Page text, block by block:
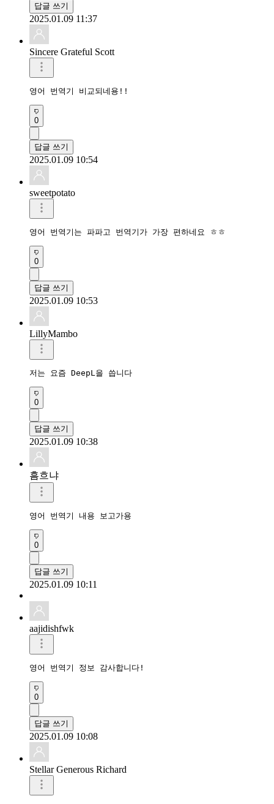
답글 쓰기
2025.01.09 11:37
Sincere Grateful Scott
영어 번역기 비교되네용!!
0
답글 쓰기
2025.01.09 10:54
sweetpotato
영어 번역기는 파파고 번역기가 가장 편하네요 ㅎㅎ
0
답글 쓰기
2025.01.09 10:53
LillyMambo
저는 요즘 DeepL을 씁니다
0
답글 쓰기
2025.01.09 10:38
흠흐냐
영어 번역기 내용 보고가용
0
답글 쓰기
2025.01.09 10:11
aajidishfwk
영어 번역기 정보 감사합니다!
0
답글 쓰기
2025.01.09 10:08
Stellar Generous Richard